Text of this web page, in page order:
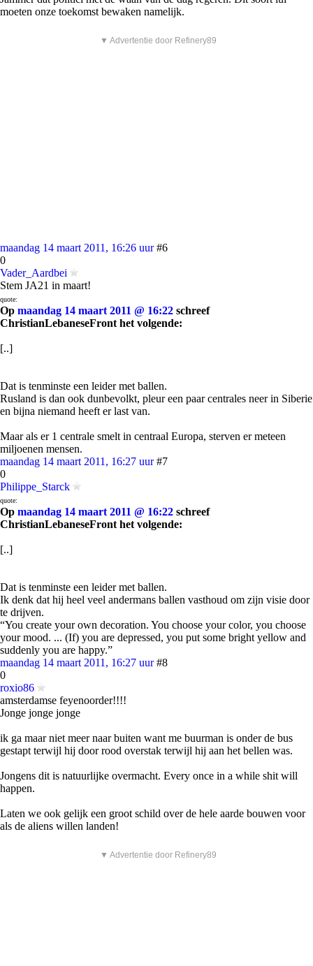
moeten onze toekomst bewaken namelijk.
▼ Advertentie door Refinery89
maandag 14 maart 2011, 16:26 uur #6
0
Vader_Aardbei
Stem JA21 in maart!
quote:
Op maandag 14 maart 2011 @ 16:22 schreef
ChristianLebaneseFront het volgende:
[..]
Dat is tenminste een leider met ballen.
Rusland is dan ook dunbevolkt, pleur een paar centrales neer in Siberie
en bijna niemand heeft er last van.
Maar als er 1 centrale smelt in centraal Europa, sterven er meteen
miljoenen mensen.
maandag 14 maart 2011, 16:27 uur #7
0
Philippe_Starck
quote:
Op maandag 14 maart 2011 @ 16:22 schreef
ChristianLebaneseFront het volgende:
[..]
Dat is tenminste een leider met ballen.
Ik denk dat hij heel veel andermans ballen vasthoud om zijn visie door
te drijven.
“You create your own decoration. You choose your color, you choose
your mood. ... (If) you are depressed, you put some bright yellow and
suddenly you are happy.”
maandag 14 maart 2011, 16:27 uur #8
0
roxio86
amsterdamse feyenoorder!!!!
Jonge jonge jonge
ik ga maar niet meer naar buiten want me buurman is onder de bus
gestapt terwijl hij door rood overstak terwijl hij aan het bellen was.
Jongens dit is natuurlijke overmacht. Every once in a while shit will
happen.
Laten we ook gelijk een groot schild over de hele aarde bouwen voor
als de aliens willen landen!
▼ Advertentie door Refinery89